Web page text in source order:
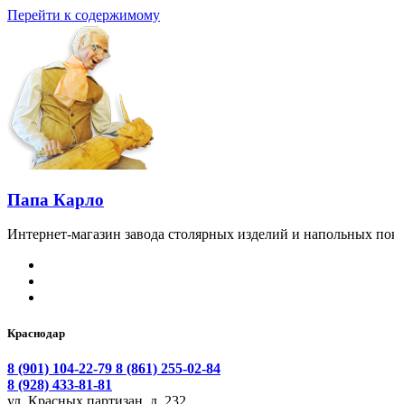
Перейти к содержимому
Папа Карло
Интернет-магазин завода столярных изделий и напольных
Краснодар
8 (901) 104-22-79 8 (861) 255-02-84
8 (928) 433-81-81
ул. Красных партизан, д. 232